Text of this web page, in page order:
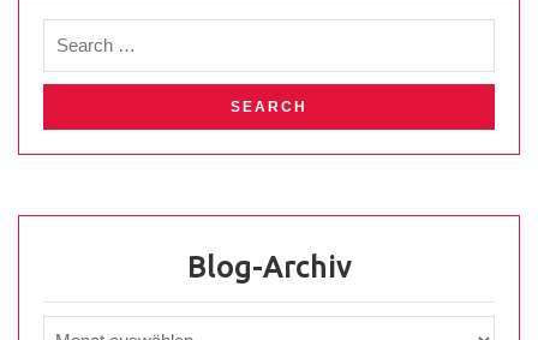
Blog-Archiv